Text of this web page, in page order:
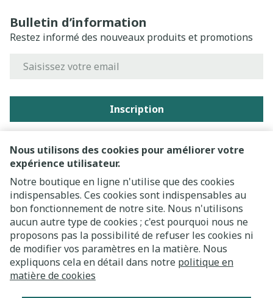
Nous utilisons des cookies pour améliorer votre
expérience utilisateur.
Notre boutique en ligne n'utilise que des cookies
indispensables. Ces cookies sont indispensables au
bon fonctionnement de notre site. Nous n'utilisons
aucun autre type de cookies ; c'est pourquoi nous ne
proposons pas la possibilité de refuser les cookies ni
de modifier vos paramètres en la matière. Nous
expliquons cela en détail dans notre politique en
matière de cookies
Bulletin d’information
Restez informé des nouveaux produits et promotions
Inscription
En cliquant sur s'abonner, vous vous abonnez à notre
newsletter et acceptez notrepolitique de confidentialité.
Liens légaux